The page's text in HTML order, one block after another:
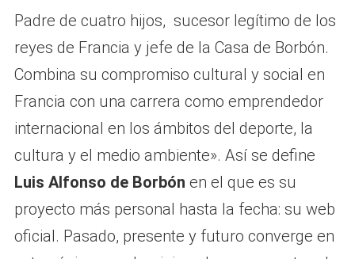
Padre de cuatro hijos, sucesor legítimo de los
reyes de Francia y jefe de la Casa de Borbón.
Combina su compromiso cultural y social en
Francia con una carrera como emprendedor
internacional en los ámbitos del deporte, la
cultura y el medio ambiente». Así se define
Luis Alfonso de Borbón en el que es su
proyecto más personal hasta la fecha: su web
oficial. Pasado, presente y futuro converge en